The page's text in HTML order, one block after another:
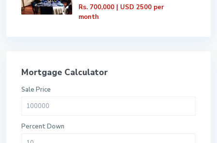
Rs. 700,000 | USD 2500 per
month
Mortgage Calculator
Sale Price
Percent Down